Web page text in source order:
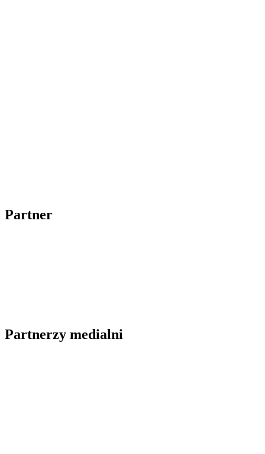
Partner
Partnerzy medialni